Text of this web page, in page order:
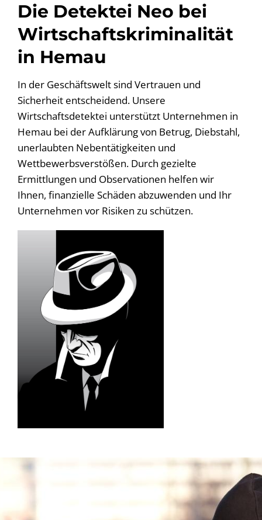
Die Detektei Neo bei
Wirtschaftskriminalität
in Hemau
In der Geschäftswelt sind Vertrauen und
Sicherheit entscheidend. Unsere
Wirtschaftsdetektei unterstützt Unternehmen in
Hemau bei der Aufklärung von Betrug, Diebstahl,
unerlaubten Nebentätigkeiten und
Wettbewerbsverstößen. Durch gezielte
Ermittlungen und Observationen helfen wir
Ihnen, finanzielle Schäden abzuwenden und Ihr
Unternehmen vor Risiken zu schützen.